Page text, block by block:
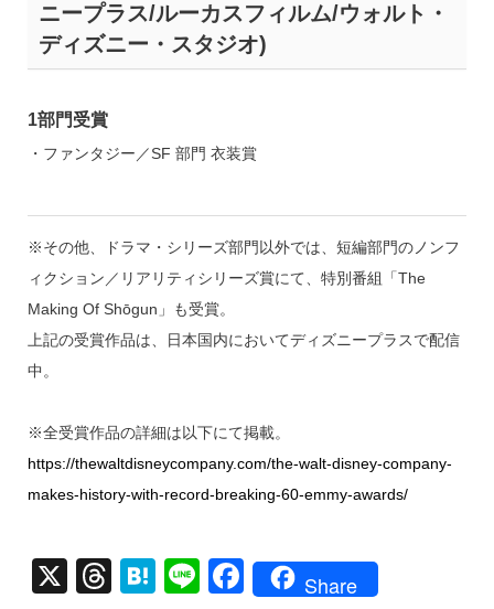
ニープラス/ルーカスフィルム/ウォルト・
ディズニー・スタジオ)
1部門受賞
・ファンタジー／SF 部門 衣装賞
※その他、ドラマ・シリーズ部門以外では、短編部門のノンフ
ィクション／リアリティシリーズ賞にて、特別番組「The
Making Of Shōgun」も受賞。
上記の受賞作品は、日本国内においてディズニープラスで配信
中。
※全受賞作品の詳細は以下にて掲載。
https://thewaltdisneycompany.com/the-walt-disney-company-
makes-history-with-record-breaking-60-emmy-awards/
X
T
H
Li
F
Share